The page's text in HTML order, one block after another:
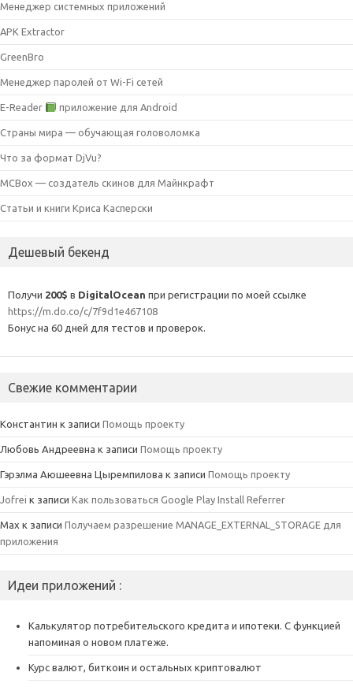
Менеджер системных приложений
APK Extractor
GreenBro
Менеджер паролей от Wi-Fi сетей
E-Reader приложение для Android
Страны мира — обучающая головоломка
Что за формат DjVu?
MCBox — создатель скинов для Майнкрафт
Статьи и книги Криса Касперски
Дешевый бекенд
Получи 200$ в DigitalOcean при регистрации по моей ссылке
https://m.do.co/c/7f9d1e467108
Бонус на 60 дней для тестов и проверок.
Свежие комментарии
Константин к записи Помощь проекту
Любовь Андреевна к записи Помощь проекту
Гэрэлма Аюшеевна Цыремпилова к записи Помощь проекту
Jofrei к записи Как пользоваться Google Play Install Referrer
Max к записи Получаем разрешение MANAGE_EXTERNAL_STORAGE для
приложения
Идеи приложений :
Калькулятор потребительского кредита и ипотеки. С функцией
напоминая о новом платеже.
Курс валют, биткоин и остальных криптовалют